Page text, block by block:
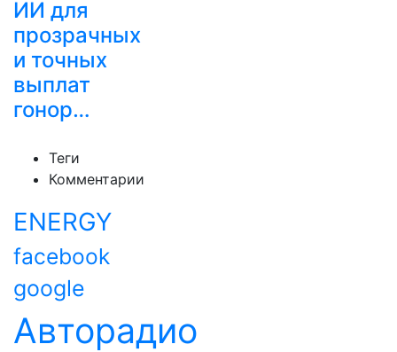
ИИ для
прозрачных
и точных
выплат
гонор…
Теги
Комментарии
ENERGY
facebook
google
Авторадио